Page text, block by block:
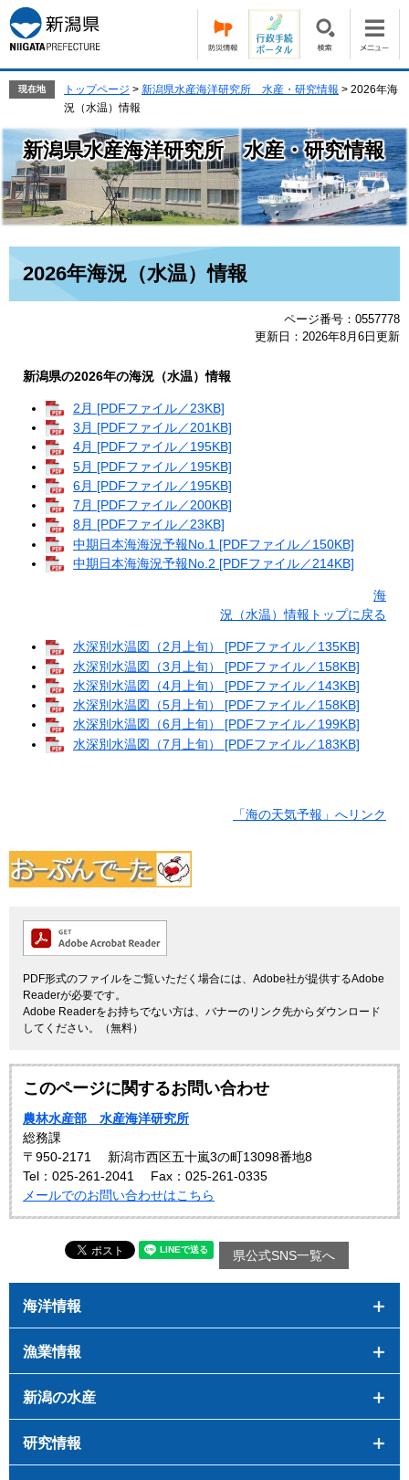
ー
ジ
の
す。
ニ
ュ
ー
本
文
へ
現在地 トップページ > 新潟県水産海洋研究所 水産・研究情報 > 2026年海
況（水温）情報
新潟県水産海洋研究所 水産・研究情報
2026年海況（水温）情報
ページ番号：0557778
更新日：2026年8月6日更新
新潟県の2026年の海況（水温）情報
2月 [PDFファイル／23KB]
3月 [PDFファイル／201KB]
4月 [PDFファイル／195KB]
5月 [PDFファイル／195KB]
6月 [PDFファイル／195KB]
7月 [PDFファイル／200KB]
8月 [PDFファイル／23KB]
中期日本海海況予報No.1 [PDFファイル／150KB]
中期日本海海況予報No.2 [PDFファイル／214KB]
海
況（水温）情報トップに戻る
水深別水温図（2月上旬） [PDFファイル／135KB]
水深別水温図（3月上旬） [PDFファイル／158KB]
水深別水温図（4月上旬） [PDFファイル／143KB]
水深別水温図（5月上旬） [PDFファイル／158KB]
水深別水温図（6月上旬） [PDFファイル／199KB]
水深別水温図（7月上旬） [PDFファイル／183KB]
「海の天気予報」へリンク
PDF形式のファイルをご覧いただく場合には、Adobe社が提供するAdobe
Readerが必要です。
Adobe Readerをお持ちでない方は、バナーのリンク先からダウンロード
してください。（無料）
このページに関するお問い合わせ
農林水産部 水産海洋研究所
総務課
〒950-2171
新潟市西区五十嵐3の町13098番地8
Tel：025-261-2041
Fax：025-261-0335
メールでのお問い合わせはこちら
県公式SNS一覧へ
海洋情報
漁業情報
新潟の水産
研究情報